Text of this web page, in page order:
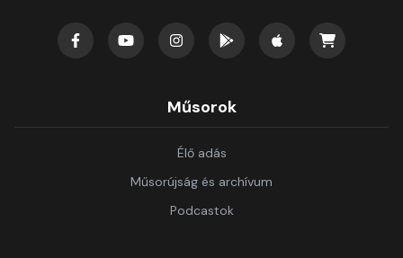
Műsorok
Élő adás
Műsorújság és archívum
Podcastok